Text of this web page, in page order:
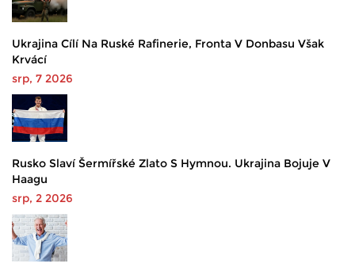
Ukrajina Cílí Na Ruské Rafinerie, Fronta V Donbasu Však
Krvácí
srp, 7 2026
Rusko Slaví Šermířské Zlato S Hymnou. Ukrajina Bojuje V
Haagu
srp, 2 2026